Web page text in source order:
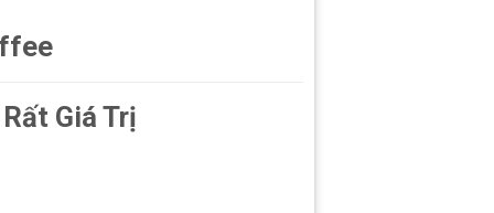
Giá Trị